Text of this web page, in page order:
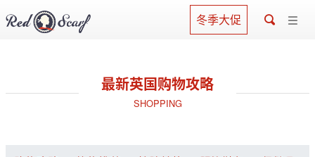
冬季大促
最新英国购物攻略
SHOPPING